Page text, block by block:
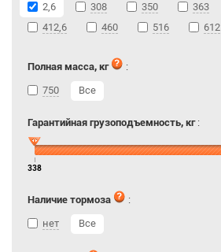
2,6
308 350 363
412,6
460 516 612
Полная масса, кг
:
750
Все
Гарантийная грузоподъемность, кг:
338
Наличие тормоза
:
нет
Все